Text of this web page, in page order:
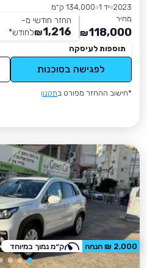
2023 יד 1
134,000 ק״מ
מחיר
118,000
₪
החזר חודשי מ-
1,216
₪לחודש*
תוספות לעיסקה
לפגישה בסוכנות
*חישוב ההחזר מפורט בתקנון
2,000 ₪ הנחה ק״מ נמוך במיוחד